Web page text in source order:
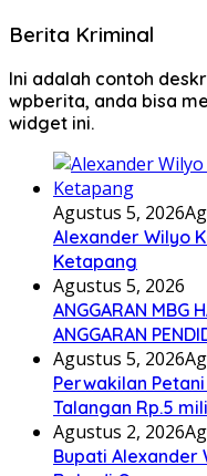
Berita Kriminal
Ini adalah contoh
wpberita, anda bisa
widget ini.
Agustus 5, 2026
Alexander Wilyo
Ketapang
Agustus 5, 2026
ANGGARAN MBG
ANGGARAN
Agustus 5, 2026
Perwakilan
Talangan Rp.5
Agustus 2, 2026
Bupati Alexander